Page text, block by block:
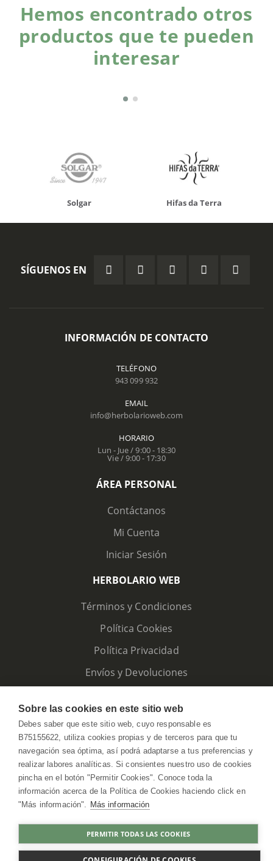
COMPRAR
Hemos encontrado otros
productos que te pueden
interesar
Solgar Hifas da Terra
SÍGUENOS EN
INFORMACIÓN DE CONTACTO
TELÉFONO
943 099 932
EMAIL
info@herbolarioweb.com
HORARIO
Lun - Jue / 9:00 - 18:30
Vie / 9:00 - 17:30
ÁREA PERSONAL
Contáctanos
Mi Cuenta
Iniciar Sesión
HERBOLARIO WEB
Términos y Condiciones
Política Cookies
Política Privacidad
Envíos y Devoluciones
HerbolarioWeb © 2026. All Rights Reserved
Sobre las cookies en este sitio web
Debes saber que este sitio web, cuyo responsable es
B75155622, utiliza cookies propias y de terceros para que tu
navegación sea óptima, así podrá adaptarse a tus preferencias y
realizar labores analíticas. Si consientes nuestro uso de cookies
pincha en el botón "Permitir Cookies". Conoce toda la
información acerca de la Política de Cookies haciendo click en
"Más información". Más información
PERMITIR TODAS LAS COOKIES